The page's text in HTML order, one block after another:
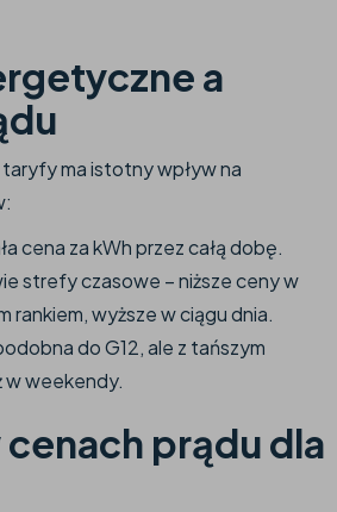
a
ma istotny wpływ na
cena za kWh przez całą dobę.​
strefy czasowe – niższe ceny w
rankiem, wyższe w ciągu dnia.​
do G12, ale z tańszym
w weekendy.​
cenach prądu dla